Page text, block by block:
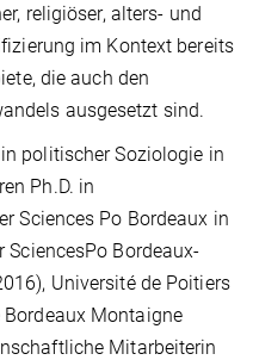
religiöser, alters- und
im Kontext bereits
die auch den
ausgesetzt sind.
politischer Soziologie in
Ph.D. in
Sciences Po Bordeaux in
Bordeaux-
Université de Poitiers
Montaigne
Mitarbeiterin